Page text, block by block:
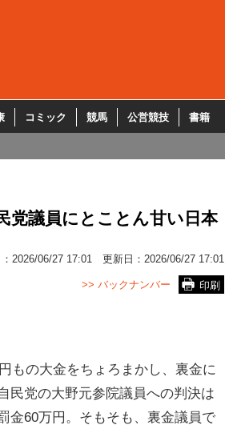
コミック 競馬 公営競技 書籍
議員にとことん甘い日本
2026/06/27 17:01 更新日： 2026/06/27 17:01
印刷
>> バックナンバー
もの大金をちょろまかし、裏金に
民党の大野元参院議員への判決は
金60万円。そもそも、裏金議員で